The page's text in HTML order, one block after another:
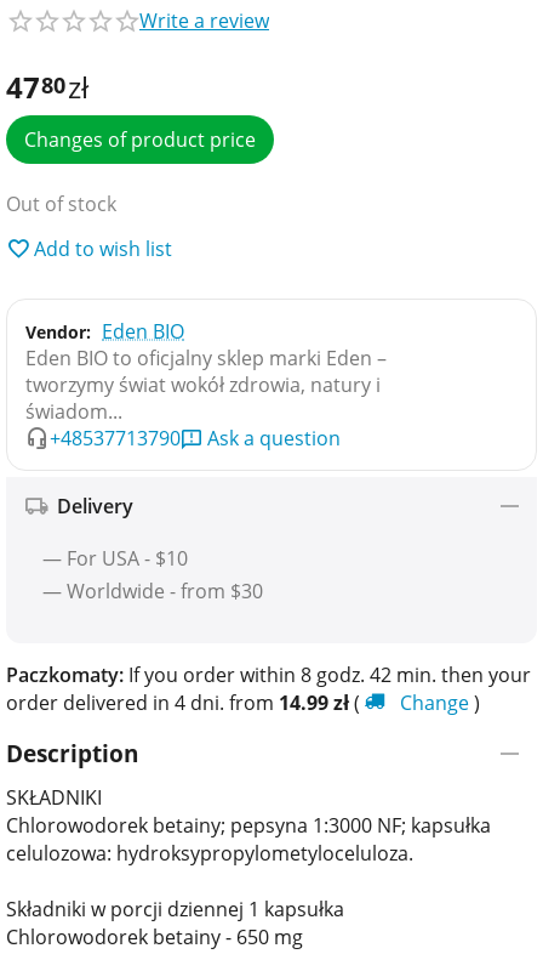
Write a review
4780zł
Changes of product price
Out of stock
Add to wish list
Vendor: Eden BIO
Eden BIO to oficjalny sklep marki Eden –
tworzymy świat wokół zdrowia, natury i
świadom...
+48537713790
Ask a question
Delivery
— For USA - $10
— Worldwide - from $30
Paczkomaty: If you order within 8 godz. 42 min. then your
order delivered in 4 dni. from 14.99zł( Change)
Description
SKŁADNIKI
Chlorowodorek betainy; pepsyna 1:3000 NF; kapsułka
celulozowa: hydroksypropylometyloceluloza.
Składniki w porcji dziennej 1 kapsułka
Chlorowodorek betainy - 650 mg